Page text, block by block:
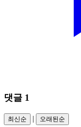
댓글 1
최신순 | 오래된순